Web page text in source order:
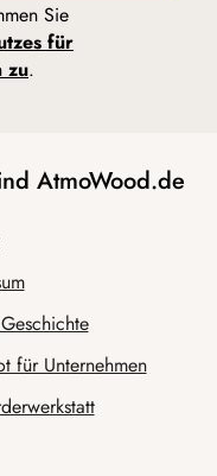
Sie
für
zu.
AtmoWood.de
für Unternehmen